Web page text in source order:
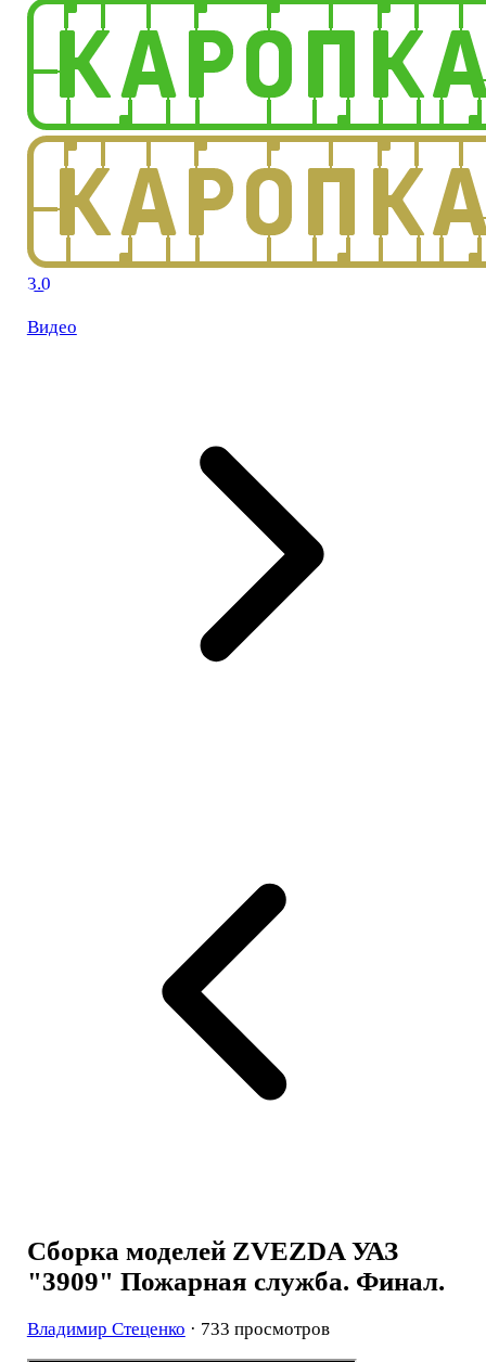
3.0
Видео
Сборка моделей ZVEZDA УАЗ
"3909" Пожарная служба. Финал.
Владимир Стеценко · 733 просмотров